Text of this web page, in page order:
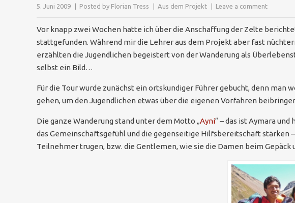
5. Juni 2009 Posted by Florian Tress Aus dem Projekt Leave a comment
Vor knapp zwei Wochen hatte ich über die Anschaffung der Zelte
stattgefunden. Während mir die Lehrer aus dem Projekt aber fast
erzählten die Jugendlichen begeistert von der Wanderung als
selbst ein Bild…
Für die Tour wurde zunächst ein ortskundiger Führer gebucht, denn man
gehen, um den Jugendlichen etwas über die eigenen Vorfahren
Die ganze Wanderung stand unter dem Motto „Ayni“ – das ist Aymara
das Gemeinschaftsgefühl und die gegenseitige Hilfsbereitschaft stärken
Teilnehmer trugen, bzw. die Gentlemen, wie sie die Damen beim